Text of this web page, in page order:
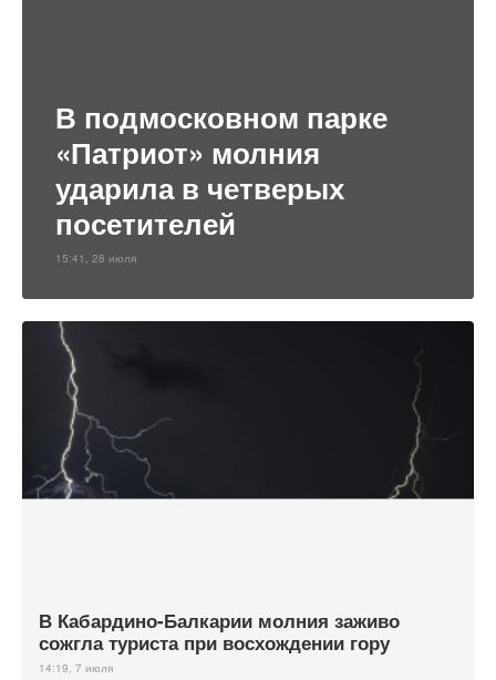
В подмосковном парке
«Патриот» молния
ударила в четверых
посетителей
15:41, 28 июля
В Кабардино-Балкарии молния заживо
сожгла туриста при восхождении гору
14:19, 7 июля